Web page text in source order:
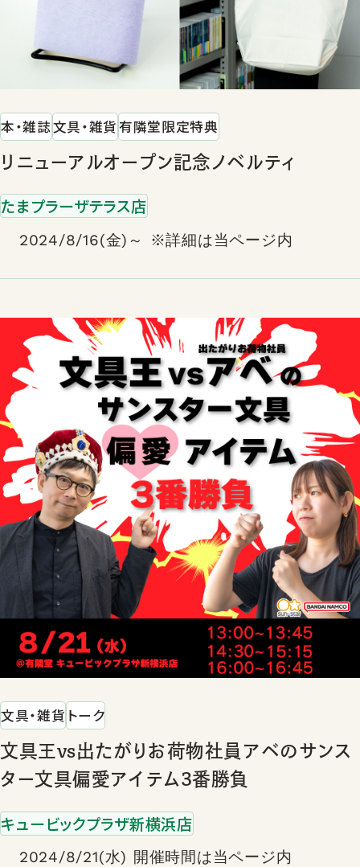
本・雑誌文具・雑貨有隣堂限定特典
リニューアルオープン記念ノベルティ
たまプラーザテラス店
2024/8/16(金)～ ※詳細は当ページ内
文具・雑貨 トーク
文具王vs出たがりお荷物社員アベのサンス
ター文具偏愛アイテム3番勝負
キュービックプラザ新横浜店
2024/8/21(水) 開催時間は当ページ内